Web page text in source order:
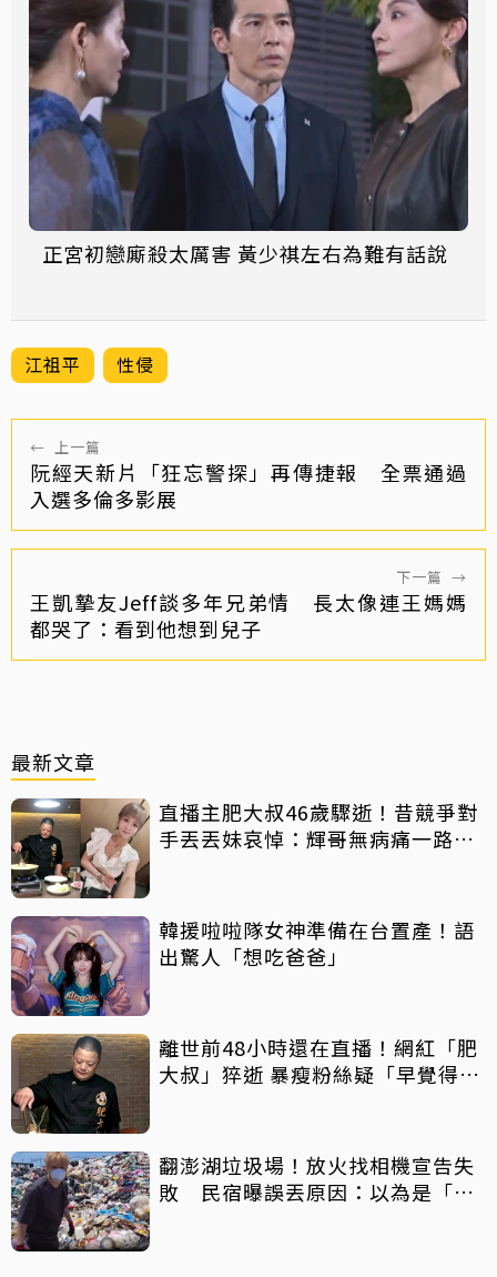
正宮初戀廝殺太厲害 黃少祺左右為難有話說
江祖平 性侵
← 上一篇
阮經天新片「狂忘警探」再傳捷報 全票通過
入選多倫多影展
下一篇 →
王凱摯友Jeff談多年兄弟情 長太像連王媽媽
都哭了：看到他想到兒子
最新文章
直播主肥大叔46歲驟逝！昔競爭對
手丟丟妹哀悼：輝哥無病痛一路好
韓援啦啦隊女神準備在台置產！語
出驚人「想吃爸爸」
離世前48小時還在直播！網紅「肥
大叔」猝逝 暴瘦粉絲疑「早覺得不
翻澎湖垃圾場！放火找相機宣告失
敗 民宿曝誤丟原因：以為是「按